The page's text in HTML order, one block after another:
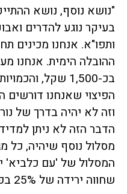
"נושא נוסף, נושא
בעיקר נוגע להדרים
ותפו"א. אנחנו מכינים
ההובלה הימית. אנחנו
וזה לא יהיה בדרך של
הדבר הזה לא ניתן
מסלול נוסף שיהיה, כל
המסלול של 'עם כלביא'
שחווה ירידה של 25% בפדיון, יוכל להגיש תביעה."